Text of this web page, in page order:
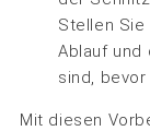
Stellen Sie
Ablauf und
sind,
Mit diesen